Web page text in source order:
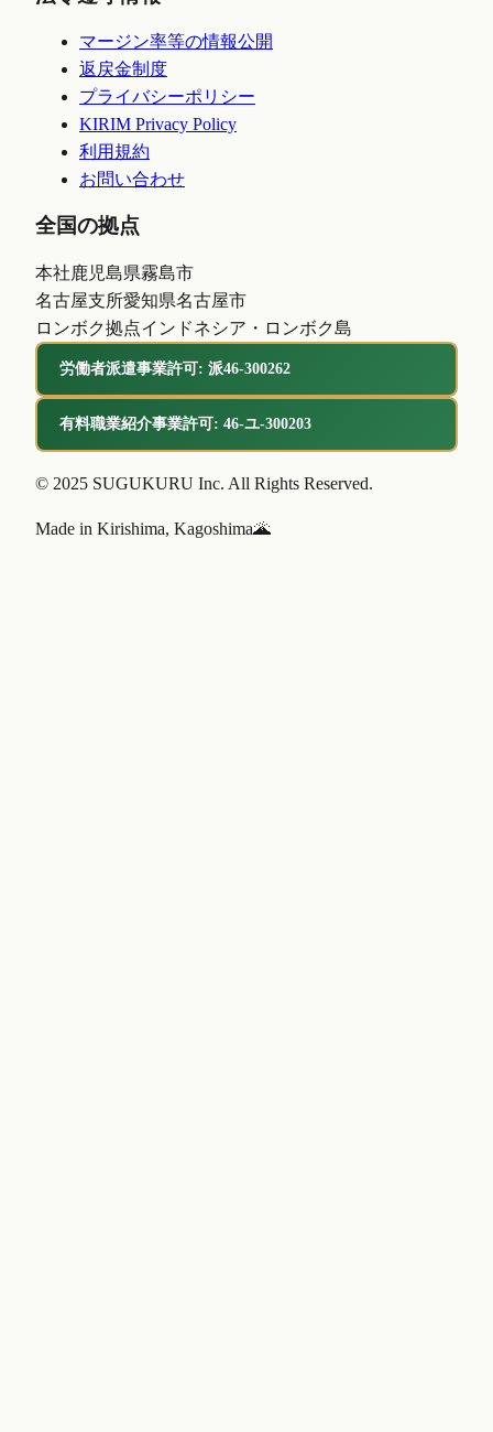
マージン率等の情報公開
返戻金制度
プライバシーポリシー
KIRIM Privacy Policy
利用規約
お問い合わせ
全国の拠点
本社鹿児島県霧島市
名古屋支所愛知県名古屋市
ロンボク拠点インドネシア・ロンボク島
労働者派遣事業許可: 派46-300262
有料職業紹介事業許可: 46-ユ-300203
© 2025 SUGUKURU Inc. All Rights Reserved.
Made in Kirishima, Kagoshima🌋